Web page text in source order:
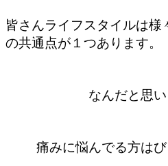
皆さんライフスタイルは様
の共通点が１つあります。
なんだと思
痛みに悩んでる方はび